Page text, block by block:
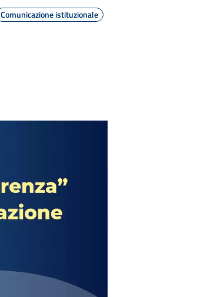
Comunicazione istituzionale